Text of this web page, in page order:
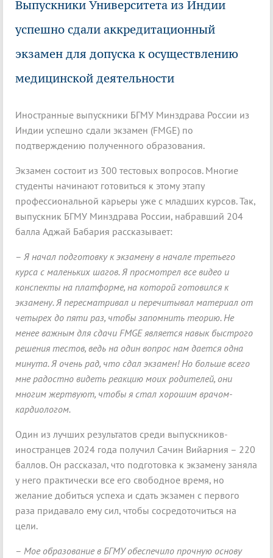
Выпускники Университета из Индии
успешно сдали аккредитационный
экзамен для допуска к осуществлению
медицинской деятельности
Иностранные выпускники БГМУ Минздрава России из
Индии успешно сдали экзамен (FMGE) по
подтверждению полученного образования.
Экзамен состоит из 300 тестовых вопросов. Многие
студенты начинают готовиться к этому этапу
профессиональной карьеры уже с младших курсов. Так,
выпускник БГМУ Минздрава России, набравший 204
балла Аджай Бабария рассказывает:
– Я начал подготовку к экзамену в начале третьего
курса с маленьких шагов. Я просмотрел все видео и
конспекты на платформе, на которой готовился к
экзамену. Я пересматривал и перечитывал материал от
четырех до пяти раз, чтобы запомнить теорию. Не
менее важным для сдачи FMGEявляется навык быстрого
решения тестов, ведь на один вопрос нам дается одна
минута. Я очень рад, что сдал экзамен! Но больше всего
мне радостно видеть реакцию моих родителей, они
многим жертвуют, чтобы я стал хорошим врачом-
кардиологом.
Один из лучших результатов среди выпускников-
иностранцев 2024 года получил Сачин Вийарния – 220
баллов. Он рассказал, что подготовка к экзамену заняла
у него практически все его свободное время, но
желание добиться успеха и сдать экзамен с первого
раза придавало ему сил, чтобы сосредоточиться на
цели.
– Мое образование в БГМУ обеспечило прочную основу